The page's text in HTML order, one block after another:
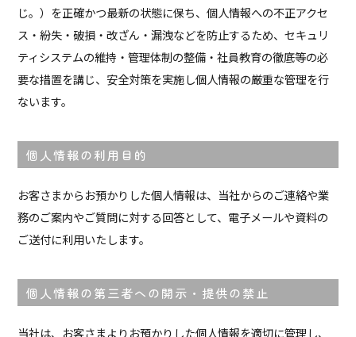
じ。）を正確かつ最新の状態に保ち、個人情報への不正アクセ
ス・紛失・破損・改ざん・漏洩などを防止するため、セキュリ
ティシステムの維持・管理体制の整備・社員教育の徹底等の必
要な措置を講じ、安全対策を実施し個人情報の厳重な管理を行
ないます。
個人情報の利用目的
お客さまからお預かりした個人情報は、当社からのご連絡や業
務のご案内やご質問に対する回答として、電子メールや資料の
ご送付に利用いたします。
個人情報の第三者への開示・提供の禁止
当社は、お客さまよりお預かりした個人情報を適切に管理し、